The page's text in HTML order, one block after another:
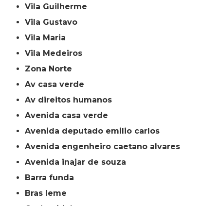
Vila Guilherme
Vila Gustavo
Vila Maria
Vila Medeiros
Zona Norte
av casa verde
av direitos humanos
avenida casa verde
avenida deputado emilio carlos
avenida engenheiro caetano alvares
avenida inajar de souza
barra funda
bras leme